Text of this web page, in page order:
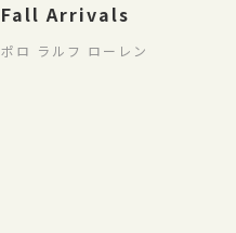
Fall Arrivals
ポロ ラルフ ローレン